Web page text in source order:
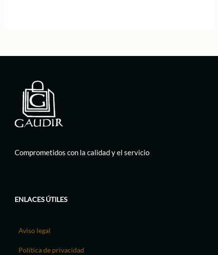
Comprometidos con la calidad y el servicio
ENLACES ÚTILES
Aviso legal
Política de privacidad